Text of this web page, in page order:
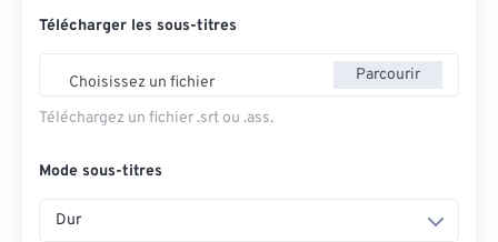
Télécharger les sous-titres
Choisissez un fichier Parcourir
Téléchargez un fichier .srt ou .ass.
Mode sous-titres
Dur